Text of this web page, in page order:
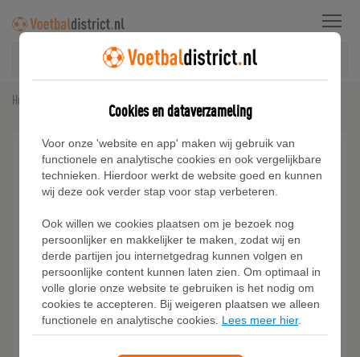
Menu
Home
Cookies en dataverzameling
Voor onze 'website en app' maken wij gebruik van
functionele en analytische cookies en ook vergelijkbare
technieken. Hierdoor werkt de website goed en kunnen
wij deze ook verder stap voor stap verbeteren.
Ook willen we cookies plaatsen om je bezoek nog
persoonlijker en makkelijker te maken, zodat wij en
derde partijen jou internetgedrag kunnen volgen en
persoonlijke content kunnen laten zien. Om optimaal in
volle glorie onze website te gebruiken is het nodig om
cookies te accepteren. Bij weigeren plaatsen we alleen
functionele en analytische cookies. Lees meer hier.